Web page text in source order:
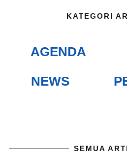
KATEGORI
AGENDA
NEWS
SEMUA